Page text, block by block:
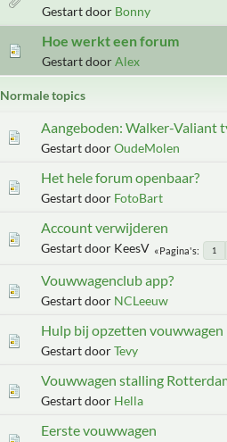
Gestart door Bonny
Hoe werkt een forum
Gestart doorAlex
Normale topics
Aangeboden: Walker-Valiant
Gestart doorOudeMolen
Het hele forum openbaar?
Gestart door FotoBart
Account verwijderen
Gestart door KeesV Pagina's 1
Vouwwagenclub app?
Gestart door NCLeeuw
Hulp bij opzetten vouwwagen
Gestart doorTevy
Vouwwagen stalling
Gestart door Hella
Eerste vouwwagen